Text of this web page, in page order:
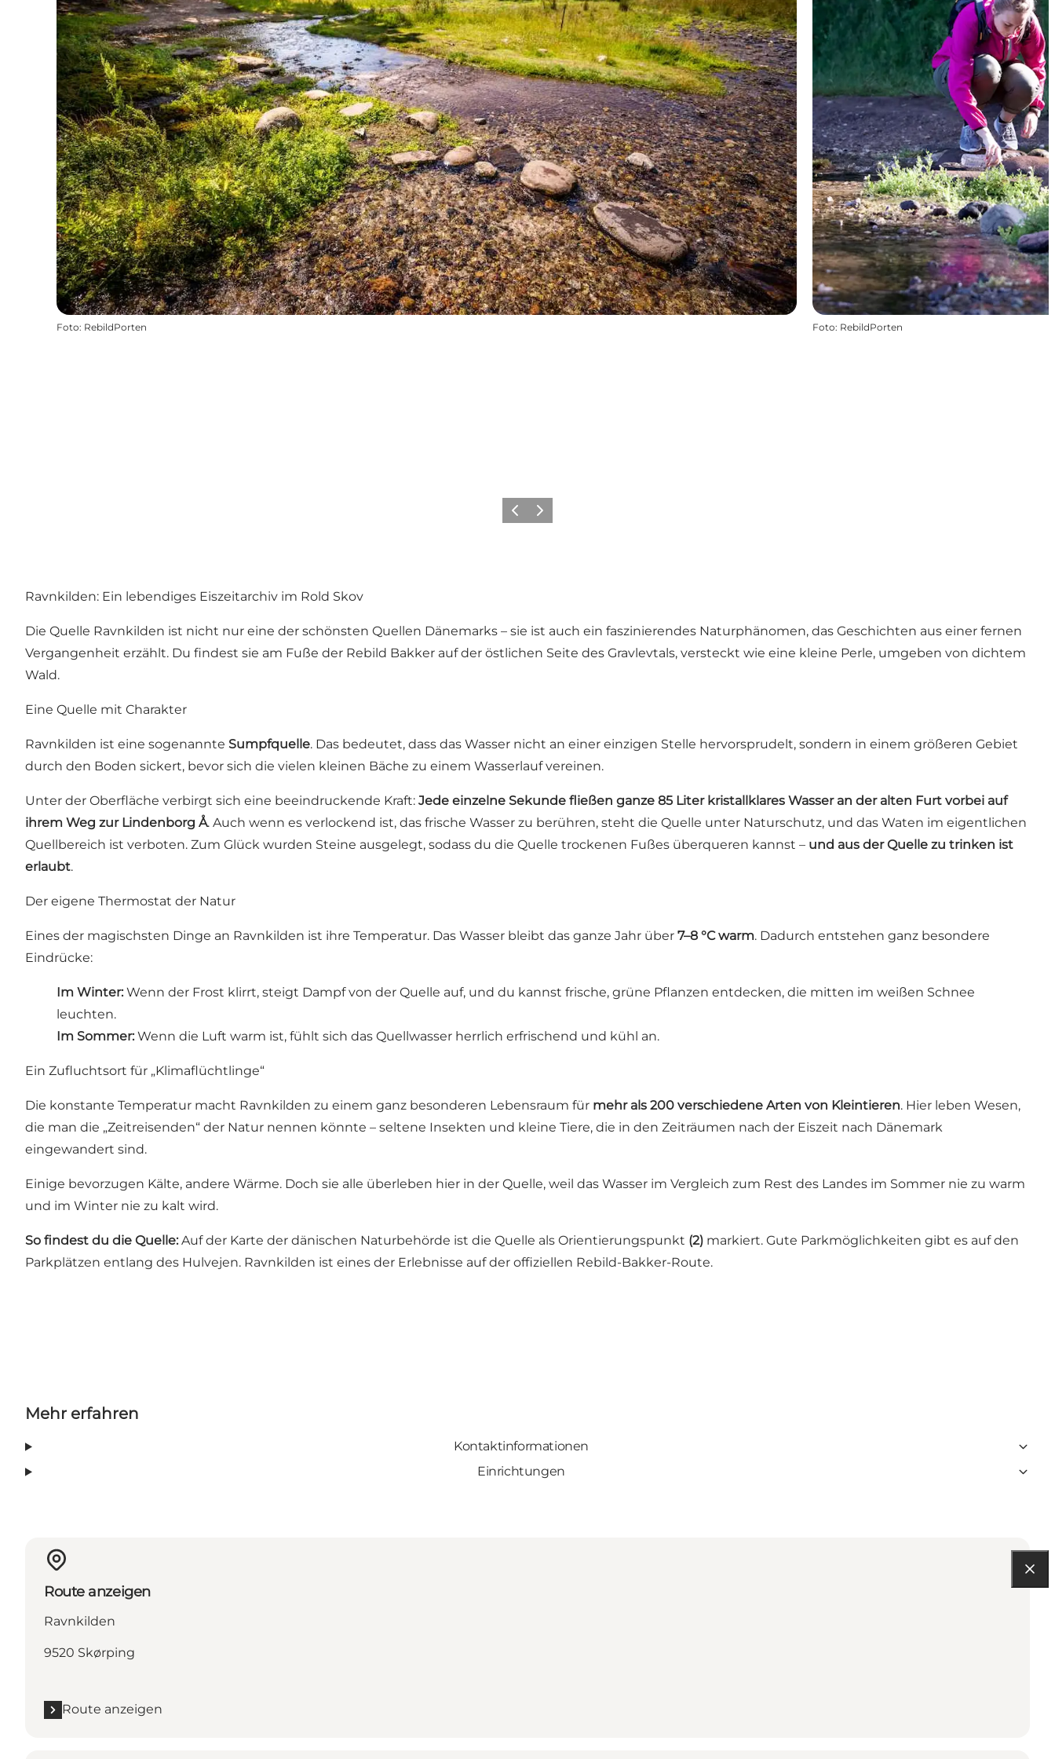
Foto: RebildPorten Foto: RebildPorten
ZurückWeiter
Ravnkilden: Ein lebendiges Eiszeitarchiv im Rold Skov
Die Quelle Ravnkilden ist nicht nur eine der schönsten Quellen Dänemarks – sie ist auch ein faszinierendes Naturphänomen, das Geschichten aus einer fernen
Vergangenheit erzählt. Du findest sie am Fuße der Rebild Bakker auf der östlichen Seite des Gravlevtals, versteckt wie eine kleine Perle, umgeben von dichtem
Wald.
Eine Quelle mit Charakter
Ravnkilden ist eine sogenannte Sumpfquelle. Das bedeutet, dass das Wasser nicht an einer einzigen Stelle hervorsprudelt, sondern in einem größeren Gebiet
durch den Boden sickert, bevor sich die vielen kleinen Bäche zu einem Wasserlauf vereinen.
Unter der Oberfläche verbirgt sich eine beeindruckende Kraft: Jede einzelne Sekunde fließen ganze 85 Liter kristallklares Wasser an der alten Furt vorbei auf
ihrem Weg zur Lindenborg Å. Auch wenn es verlockend ist, das frische Wasser zu berühren, steht die Quelle unter Naturschutz, und das Waten im eigentlichen
Quellbereich ist verboten. Zum Glück wurden Steine ausgelegt, sodass du die Quelle trockenen Fußes überqueren kannst – und aus der Quelle zu trinken ist
erlaubt.
Der eigene Thermostat der Natur
Eines der magischsten Dinge an Ravnkilden ist ihre Temperatur. Das Wasser bleibt das ganze Jahr über 7–8 °C warm. Dadurch entstehen ganz besondere
Eindrücke:
Im Winter: Wenn der Frost klirrt, steigt Dampf von der Quelle auf, und du kannst frische, grüne Pflanzen entdecken, die mitten im weißen Schnee
leuchten.
Im Sommer: Wenn die Luft warm ist, fühlt sich das Quellwasser herrlich erfrischend und kühl an.
Ein Zufluchtsort für „Klimaflüchtlinge“
Die konstante Temperatur macht Ravnkilden zu einem ganz besonderen Lebensraum für mehr als 200 verschiedene Arten von Kleintieren. Hier leben Wesen,
die man die „Zeitreisenden“ der Natur nennen könnte – seltene Insekten und kleine Tiere, die in den Zeiträumen nach der Eiszeit nach Dänemark
eingewandert sind.
Einige bevorzugen Kälte, andere Wärme. Doch sie alle überleben hier in der Quelle, weil das Wasser im Vergleich zum Rest des Landes im Sommer nie zu warm
und im Winter nie zu kalt wird.
So findest du die Quelle: Auf der Karte der dänischen Naturbehörde ist die Quelle als Orientierungspunkt (2) markiert. Gute Parkmöglichkeiten gibt es auf den
Parkplätzen entlang des Hulvejen. Ravnkilden ist eines der Erlebnisse auf der offiziellen Rebild-Bakker-Route.
Mehr erfahren
Kontaktinformationen
Einrichtungen
Route anzeigen
Ravnkilden
9520 Skørping
Route anzeigen